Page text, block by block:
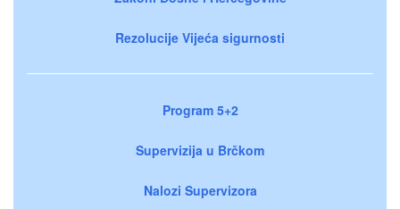
Rezolucije Vijeća sigurnosti
Program 5+2
Supervizija u Brčkom
Nalozi Supervizora